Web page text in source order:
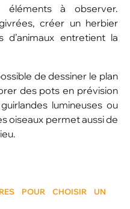
à observer.
créer un herbier
entretient la
de dessiner le plan
des pots en prévision
lumineuses ou
oiseaux permet aussi de
POUR CHOISIR UN